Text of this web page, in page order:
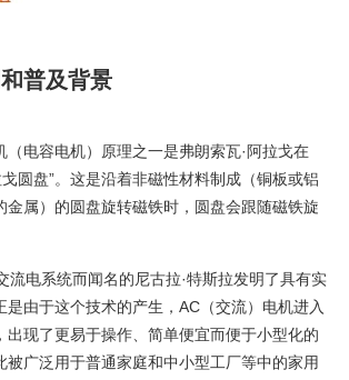
普及背景
（电容电机）原理之一是弗朗索瓦·阿拉戈在
圆盘”。这是沿着非磁性材料制成（铜板或铝
金属）的圆盘旋转磁铁时，圆盘会跟随磁铁旋
流电系统而闻名的尼古拉·特斯拉发明了具有实
是由于这个技术的产生，AC（交流）电机进入
出现了更易于操作、简单便宜而便于小型化的
被广泛用于普通家庭和中小型工厂等中的家用